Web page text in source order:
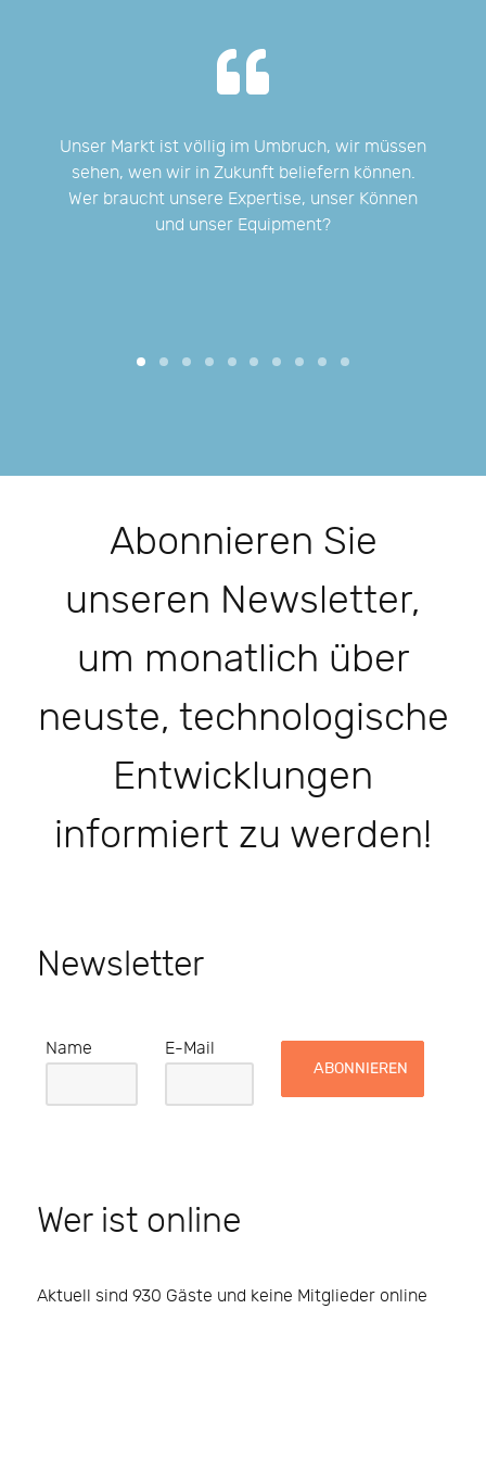
Unser Markt ist völlig im Umbruch, wir müssen
sehen, wen wir in Zukunft beliefern können.
Wer braucht unsere Expertise, unser Können
und unser Equipment?
Abonnieren Sie
unseren Newsletter,
um monatlich über
neuste, technologische
Entwicklungen
informiert zu werden!
Newsletter
Name E-Mail
Wer ist online
Aktuell sind 930 Gäste und keine Mitglieder online